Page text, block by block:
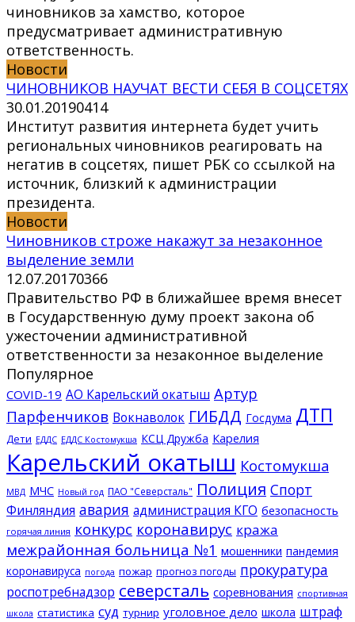
чиновников за хамство, которое
предусматривает административную
ответственность.
Новости
ЧИНОВНИКОВ НАУЧАТ ВЕСТИ СЕБЯ В СОЦСЕТЯХ
30.01.20190414
Институт развития интернета будет учить
региональных чиновников реагировать на
негатив в соцсетях, пишет РБК со ссылкой на
источник, близкий к администрации
президента.
Новости
Чиновников строже накажут за незаконное
выделение земли
12.07.20170366
Правительство РФ в ближайшее время внесет
в Государственную думу проект закона об
ужесточении административной
ответственности за незаконное выделение
Популярное
COVID-19 АО Карельский окатыш Артур
Парфенчиков Вокнаволок ГИБДД Госдума ДТП
Дети ЕДДС ЕДДС Костомукша КСЦ Дружба Карелия
Карельский окатыш Костомукша
МВД МЧС Новый год ПАО "Северсталь" Полиция Спорт
Финляндия авария администрация КГО безопасность
горячая линия конкурс коронавирус кража
межрайонная больница №1 мошенники пандемия
коронавируса погода пожар прогноз погоды прокуратура
роспотребнадзор северсталь соревнования спортивная
школа статистика суд турнир уголовное дело школа штраф